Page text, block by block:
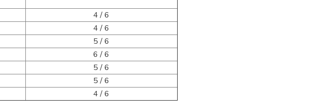
4 / 6
4 / 6
5 / 6
6 / 6
5 / 6
5 / 6
4 / 6